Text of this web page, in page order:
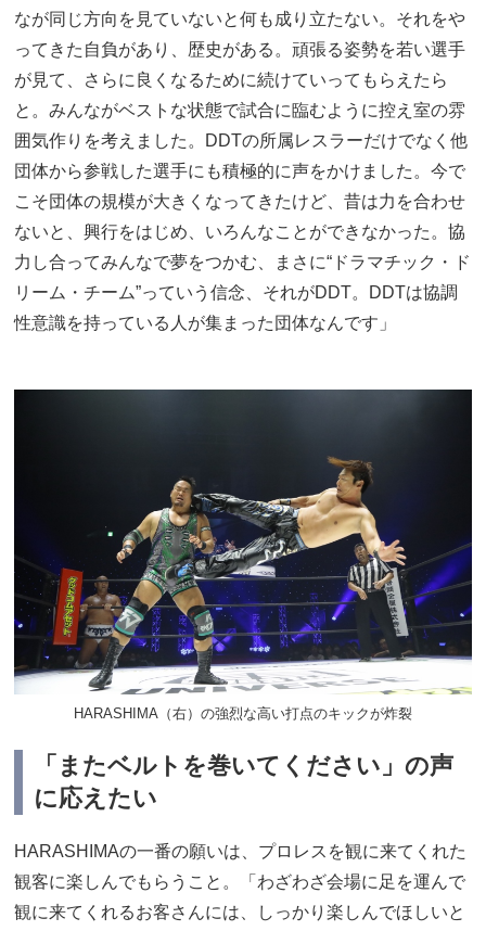
なが同じ方向を見ていないと何も成り立たない。それをや
ってきた自負があり、歴史がある。頑張る姿勢を若い選手
が見て、さらに良くなるために続けていってもらえたら
と。みんながベストな状態で試合に臨むように控え室の雰
囲気作りを考えました。DDTの所属レスラーだけでなく他
団体から参戦した選手にも積極的に声をかけました。今で
こそ団体の規模が大きくなってきたけど、昔は力を合わせ
ないと、興行をはじめ、いろんなことができなかった。協
力し合ってみんなで夢をつかむ、まさに“ドラマチック・ド
リーム・チーム”っていう信念、それがDDT。DDTは協調
性意識を持っている人が集まった団体なんです」
HARASHIMA（右）の強烈な高い打点のキックが炸裂
「またベルトを巻いてください」の声
に応えたい
HARASHIMAの一番の願いは、プロレスを観に来てくれた
観客に楽しんでもらうこと。「わざわざ会場に足を運んで
観に来てくれるお客さんには、しっかり楽しんでほしいと